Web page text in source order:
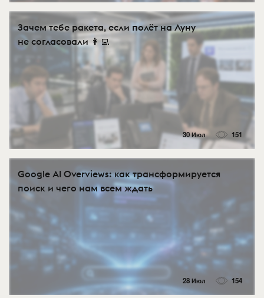
Зачем тебе ракета, если полёт на Луну
не согласовали 👩‍💻
30 Июл 151
Google AI Overviews: как трансформируется
поиск и чего нам всем ждать
28 Июл 154